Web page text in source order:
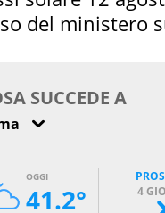
del ministero